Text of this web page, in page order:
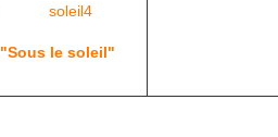
"Sous le soleil"